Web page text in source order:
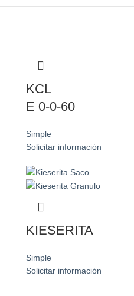
KCL
E 0-0-60
Simple
Solicitar información
KIESERITA
Simple
Solicitar información